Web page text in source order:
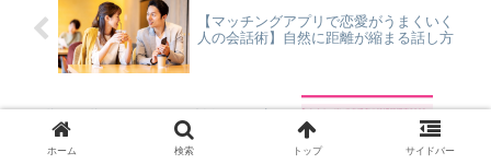
【マッチングアプリで恋愛がうまくいく
人の会話術】自然に距離が縮まる話し方
実は身近にあるかも？最新調査から見
る、未婚者のリアルな結婚観
ホーム 検索 トップ サイドバー